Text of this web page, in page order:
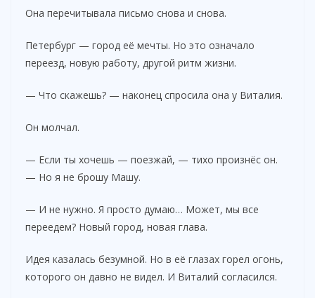
Она перечитывала письмо снова и снова.
Петербург — город её мечты. Но это означало
переезд, новую работу, другой ритм жизни.
— Что скажешь? — наконец спросила она у Виталия.
Он молчал.
— Если ты хочешь — поезжай, — тихо произнёс он.
— Но я не брошу Машу.
— И не нужно. Я просто думаю… Может, мы все
переедем? Новый город, новая глава.
Идея казалась безумной. Но в её глазах горел огонь,
которого он давно не видел. И Виталий согласился.